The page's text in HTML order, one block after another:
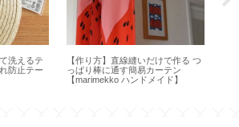
洗えるテ
防止テー
【作り方】直線縫いだけで作る つ
っぱり棒に通す簡易カーテン
【marimekko ハンドメイド】